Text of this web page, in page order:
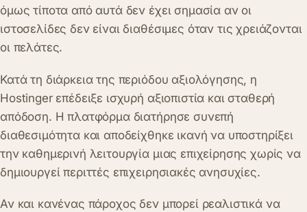
όμως τίποτα από αυτά δεν έχει σημασία αν οι
ιστοσελίδες δεν είναι διαθέσιμες όταν τις χρειάζονται
οι πελάτες.
Κατά τη διάρκεια της περιόδου αξιολόγησης, η
Hostinger επέδειξε ισχυρή αξιοπιστία και σταθερή
απόδοση. Η πλατφόρμα διατήρησε συνεπή
διαθεσιμότητα και αποδείχθηκε ικανή να υποστηρίξει
την καθημερινή λειτουργία μιας επιχείρησης χωρίς να
δημιουργεί περιττές επιχειρησιακές ανησυχίες.
Αν και κανένας πάροχος δεν μπορεί ρεαλιστικά να